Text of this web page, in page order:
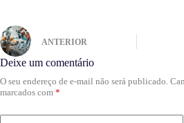
ANTERIOR
Deixe um comentário
O seu endereço de e-mail não será publicado.
marcados com *